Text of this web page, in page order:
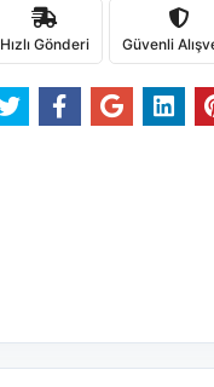
Hızlı Gönderi Güvenli